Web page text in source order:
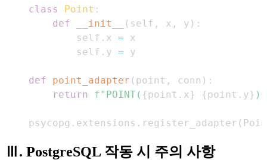
class Point :
def
__init__ ( self , x , y ) :
        self
. x =
        self
. y =
def point_adapter ( point , conn ) :
return
f"POINT( {point . x} {point . y} )"
psycopg . extensions . register_adapter (
Ⅲ. PostgreSQL 작동 시 주의 사항